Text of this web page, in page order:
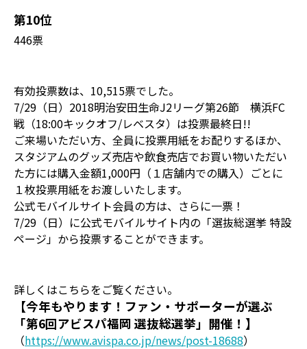
第10位
446票
有効投票数は、10,515票でした。
7/29（日）2018明治安田生命J2リーグ第26節 横浜FC
戦（18:00キックオフ/レベスタ）は投票最終日!!
ご来場いただい方、全員に投票用紙をお配りするほか、
スタジアムのグッズ売店や飲食売店でお買い物いただい
た方には購入金額1,000円（１店舗内での購入）ごとに
１枚投票用紙をお渡しいたします。
公式モバイルサイト会員の方は、さらに一票！
7/29（日）に公式モバイルサイト内の「選抜総選挙 特設
ページ」から投票することができます。
詳しくはこちらをご覧ください。
【今年もやります！ファン・サポーターが選ぶ
「第6回アビスパ福岡 選抜総選挙」開催！】
（https://www.avispa.co.jp/news/post-18688）